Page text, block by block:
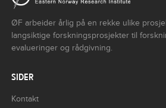
ØF arbeider årlig på en rekke ulike
langsiktige forskningsprosjekter til
evalueringer og rådgivning.
SIDER
Kontakt